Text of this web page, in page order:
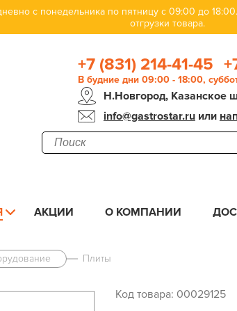
с понедельника по пятницу с 09:00 до
отгрузки товара.
+7 (831) 214-41-45
В будние дни 09:00 - 18:00,
Н.Новгород, Казанское
info@gastrostar.ruили
АКЦИИ О КОМПАНИИ
Плиты
Код товара: 00029125